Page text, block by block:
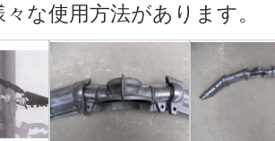
な使用方法があります。